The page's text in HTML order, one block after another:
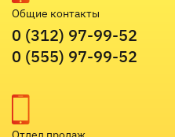
Общие контакты
0 (312) 97-99-52
0 (555) 97-99-52